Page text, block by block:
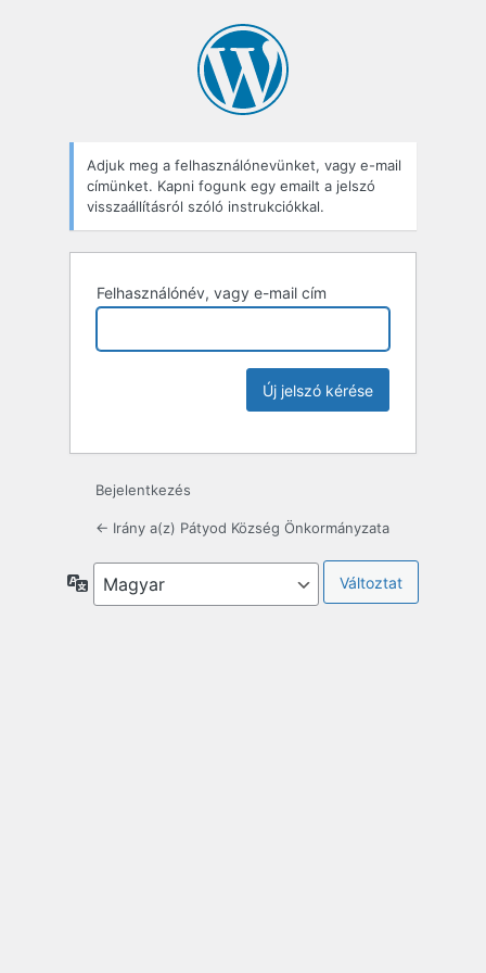
Adjuk meg a felhasználónevünket, vagy e-mail
címünket. Kapni fogunk egy emailt a jelszó
visszaállításról szóló instrukciókkal.
Felhasználónév, vagy e-mail cím
Bejelentkezés
← Irány a(z) Pátyod Község Önkormányzata
Nyelv